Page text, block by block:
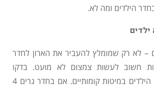
הילדים ומה לא.
ילדים
– לא רק שמומלץ להעביר את הארון לחדר
חשוב לעשות צמצום לא מועט. בדקו
אפשרות להלין את הילדים במיטות קומותיים. אם בחדר גרים 4